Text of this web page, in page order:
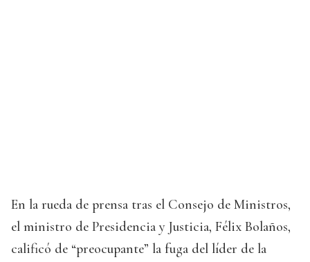
En la rueda de prensa tras el Consejo de Ministros,
el ministro de Presidencia y Justicia, Félix Bolaños,
calificó de “preocupante” la fuga del líder de la